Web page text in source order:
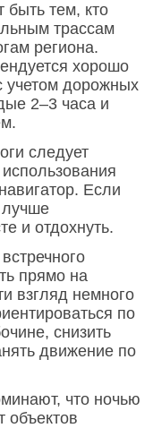
быть тем, кто
трассам
региона.
хорошо
учетом дорожных
2–3 часа и
следует
использования
Если
лучше
и отдохнуть.
прямо на
взгляд немного
по
снизить
движение по
что ночью
объектов